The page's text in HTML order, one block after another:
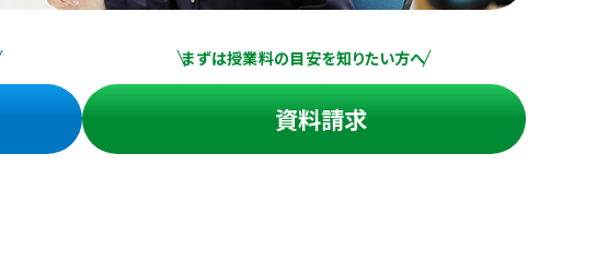
まずは授業料の目安を知りたい方へ
資料請求